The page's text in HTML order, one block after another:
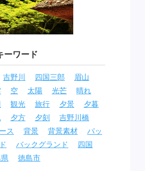
ーワード
吉野川 四国三郎
眉山
空 太陽 光芒
晴れ
観光 旅行 夕景
夕暮
夕方 夕刻
吉野川橋
ス
背景 背景素材
バッ
バックグランド
四国
徳島市